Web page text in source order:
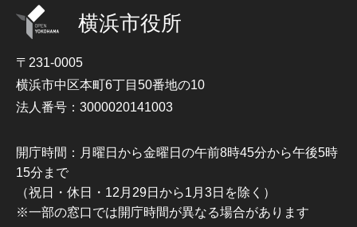
横浜市役所
〒231-0005
横浜市中区本町6丁目50番地の10
法人番号：3000020141003
開庁時間：月曜日から金曜日の午前8時45分から午後5時
15分まで
（祝日・休日・12月29日から1月3日を除く）
※一部の窓口では開庁時間が異なる場合があります